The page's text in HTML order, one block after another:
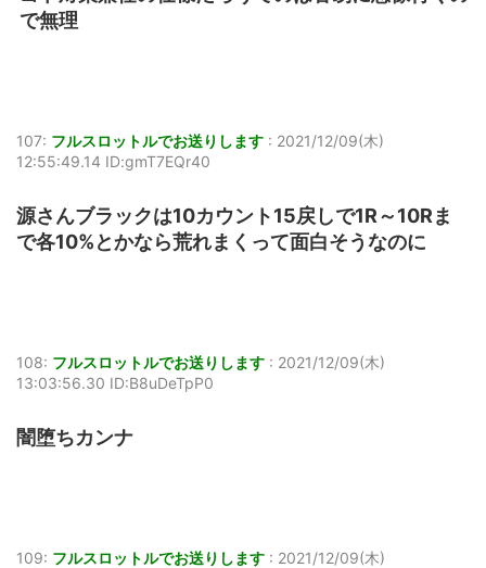
で無理
107: フルスロットルでお送りします : 2021/12/09(木)
12:55:49.14 ID:gmT7EQr40
源さんブラックは10カウント15戻しで1R～10Rま
で各10%とかなら荒れまくって面白そうなのに
108: フルスロットルでお送りします : 2021/12/09(木)
13:03:56.30 ID:B8uDeTpP0
闇堕ちカンナ
109: フルスロットルでお送りします : 2021/12/09(木)